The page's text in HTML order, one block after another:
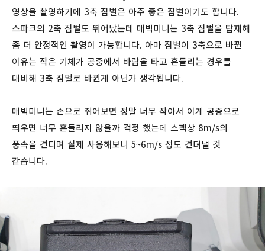
영상을 촬영하기에 3축 짐벌은 아주 좋은 짐벌이기도 합니다.
스파크의 2축 짐벌도 뛰어났는데 매빅미니는 3축 짐벌을 탑재해
좀 더 안정적인 촬영이 가능합니다. 아마 짐벌이 3축으로 바뀐
이유는 작은 기체가 공중에서 바람을 타고 흔들리는 경우를
대비해 3축 짐벌로 바뀐게 아닌가 생각됩니다.
매빅미니는 손으로 쥐어보면 정말 너무 작아서 이게 공중으로
띄우면 너무 흔들리지 않을까 걱정 했는데 스펙상 8m/s의
풍속을 견디며 실제 사용해보니 5~6m/s 정도 견뎌낼 것
같습니다.